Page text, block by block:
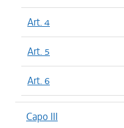
Art. 4
Art. 5
Art. 6
Capo III